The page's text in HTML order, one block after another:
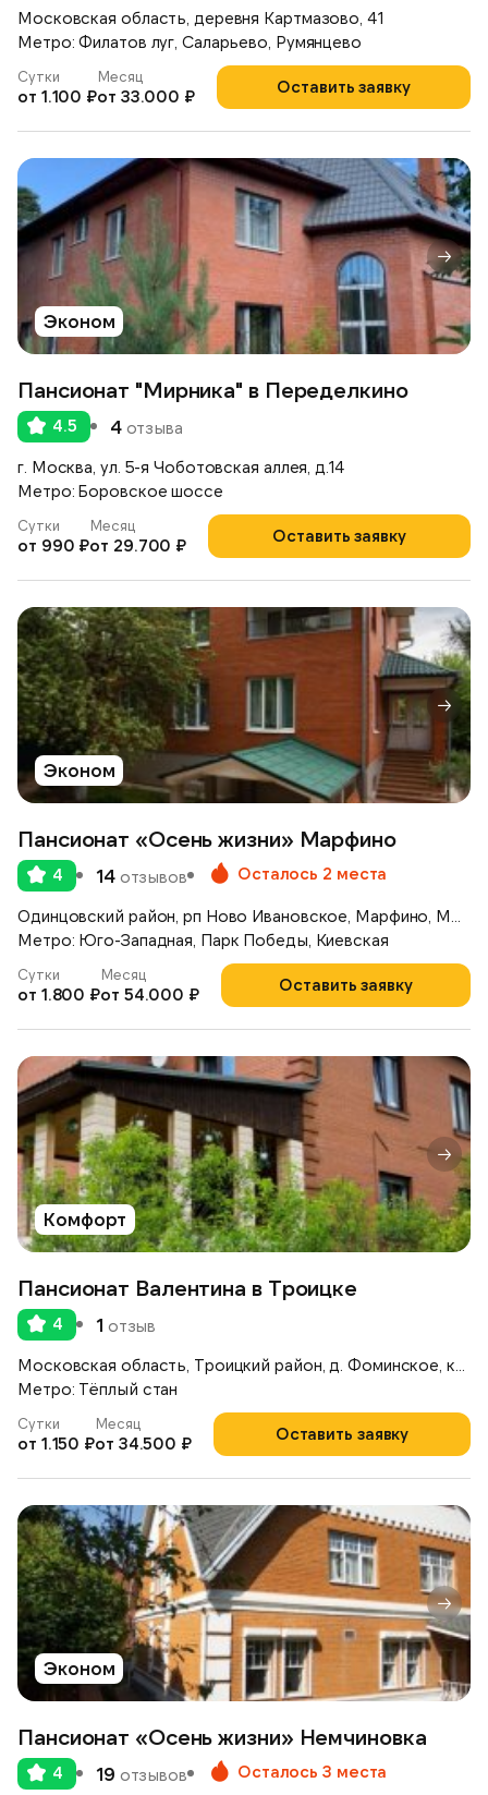
Московская область, деревня Картмазово, 41
Метро: Филатов луг, Саларьево, Румянцево
Оставить заявку
Сутки
от 1.100 ₽
Месяц
от 33.000 ₽
Эконом
Пансионат "Мирника" в Переделкино
4.5 4отзыва
г. Москва, ул. 5-я Чоботовская аллея, д.14
Метро: Боровское шоссе
Оставить заявку
Сутки
от 990 ₽
Месяц
от 29.700 ₽
Эконом
Пансионат «Осень жизни» Марфино
4 14отзывов Осталось 2 места
Метро: Юго-Западная, Парк Победы, Киевская
Оставить заявку
Сутки
от 1.800 ₽
Месяц
от 54.000 ₽
Комфорт
Пансионат Валентина в Троицке
4 1 отзыв
Метро: Тёплый стан
Оставить заявку
Сутки
от 1.150 ₽
Месяц
от 34.500 ₽
Эконом
Пансионат «Осень жизни» Немчиновка
4 19 отзывов Осталось 3 места